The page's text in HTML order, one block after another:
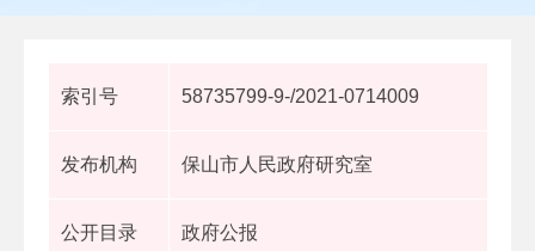
索引号 58735799-9-/2021-0714009
发布机构 保山市人民政府研究室
公开目录 政府公报